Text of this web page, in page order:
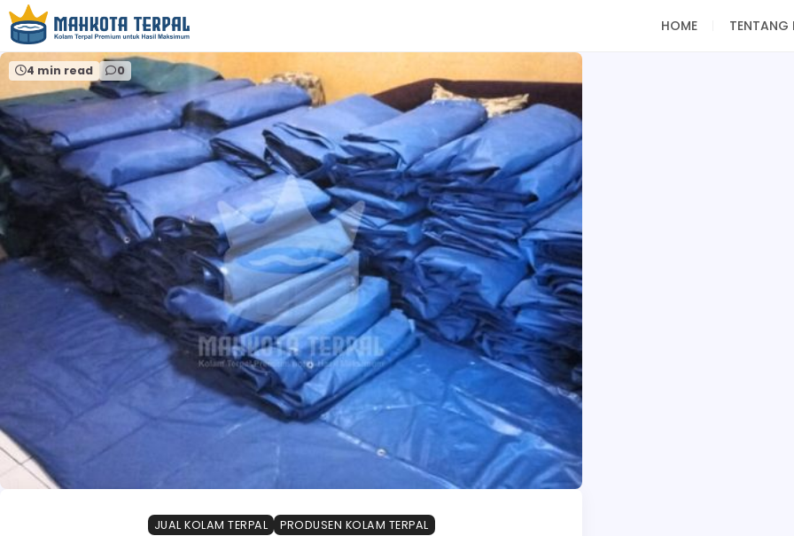
HOME TENTANG
Home sirkulasi kolam terpal
4 min read 0
JUAL KOLAM TERPAL PRODUSEN KOLAM TERPAL